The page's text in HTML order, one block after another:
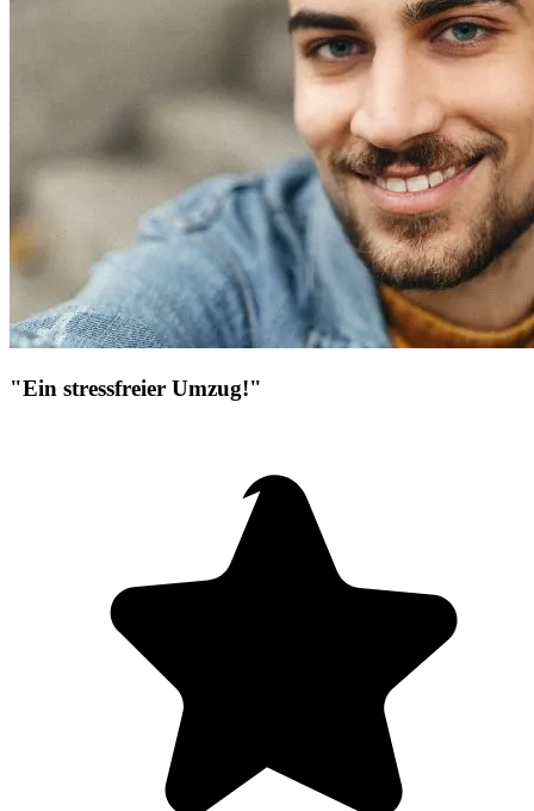
"Ein stressfreier Umzug!"